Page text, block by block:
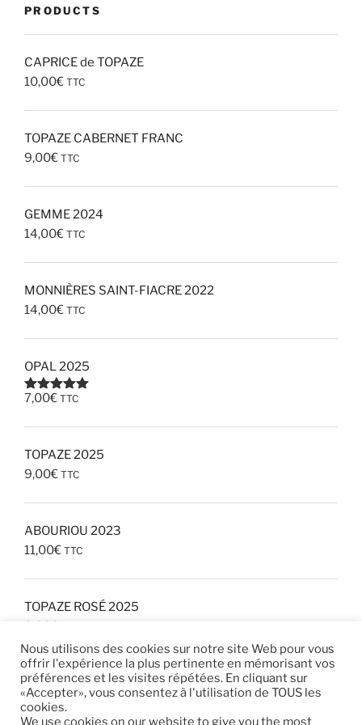
PRODUCTS
CAPRICE de TOPAZE
10,00€ TTC
TOPAZE CABERNET FRANC
9,00€ TTC
GEMME 2024
14,00€ TTC
MONNIÈRES SAINT-FIACRE 2022
14,00€ TTC
OPAL 2025
Note5.00
7,00€ TTC
TOPAZE 2025
9,00€ TTC
ABOURIOU 2023
11,00€ TTC
TOPAZE ROSÉ 2025
Nous utilisons des cookies sur notre site Web pour vous
offrir l'expérience la plus pertinente en mémorisant vos
préférences et les visites répétées. En cliquant sur
«Accepter», vous consentez à l'utilisation de TOUS les
cookies.
We use cookies on our website to give you the most